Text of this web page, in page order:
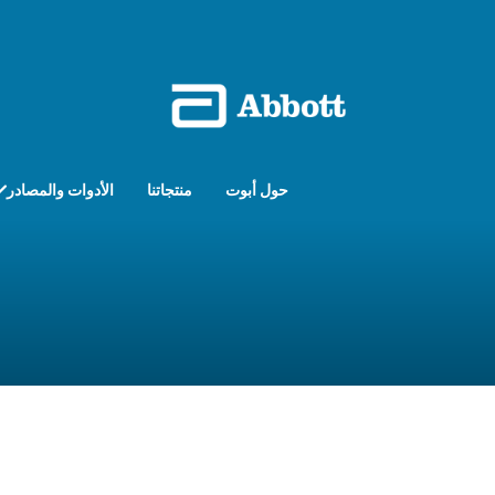
حول أبوت منتجاتنا الأدوات والمصادر